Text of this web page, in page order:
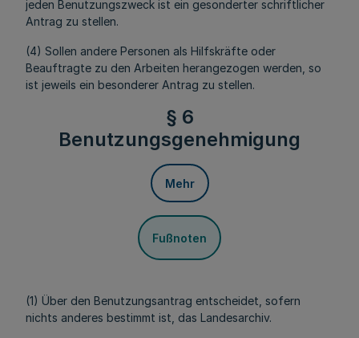
jeden Benutzungszweck ist ein gesonderter schriftlicher
Antrag zu stellen.
(4) Sollen andere Personen als Hilfskräfte oder
Beauftragte zu den Arbeiten herangezogen werden, so
ist jeweils ein besonderer Antrag zu stellen.
§ 6
Benutzungsgenehmigung
Mehr
Fußnoten
(1) Über den Benutzungsantrag entscheidet, sofern
nichts anderes bestimmt ist, das Landesarchiv.